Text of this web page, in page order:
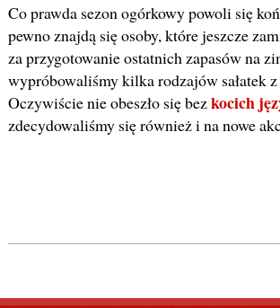
Co prawda sezon ogórkowy powoli się
pewno znajdą się osoby, które jeszcze
za przygotowanie ostatnich zapasów na
wypróbowaliśmy kilka rodzajów sałatek
Oczywiście nie obeszło się bezkocich
zdecydowaliśmy się również i na nowe